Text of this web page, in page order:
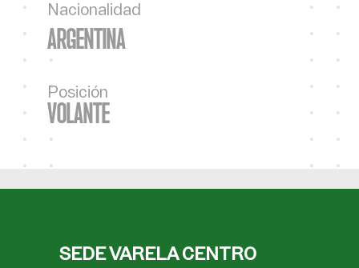
Nacionalidad
ARGENTINA
Posición
VOLANTE
SEDE VARELA CENTRO